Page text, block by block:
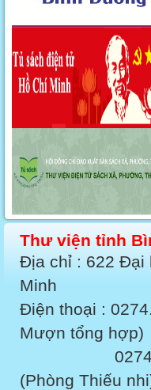
Thư viện tỉnh
Địa chỉ : 622 Đại
Minh
Điện thoại :
Mượn tổng hợp)
0274.
(Phòng Thiếu